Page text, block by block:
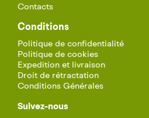
Contacts
Conditions
Politique de confidentialité
Politique de cookies
Expedition et livraison
Droit de rétractation
Conditions Générales
Suivez-nous